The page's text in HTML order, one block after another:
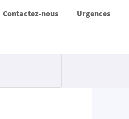
Contactez-nous Urgences